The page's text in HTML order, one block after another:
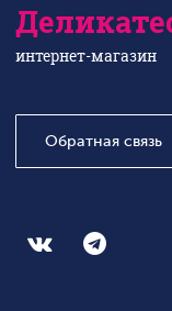
интернет-магазин
Обратная связь